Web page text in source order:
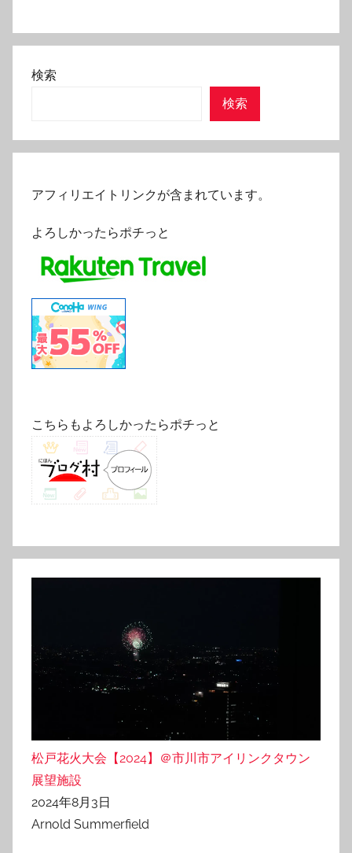
検索
検索
アフィリエイトリンクが含まれています。
よろしかったらポチっと
こちらもよろしかったらポチっと
松戸花火大会【2024】＠市川市アイリンクタウン
展望施設
2024年8月3日
Arnold Summerfield